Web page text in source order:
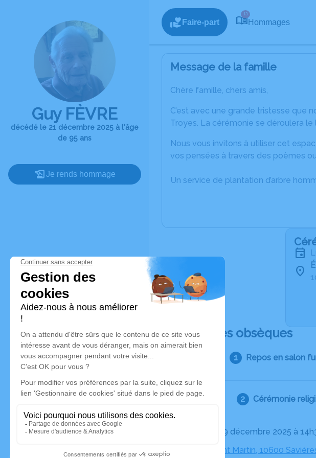
Guy FÈVRE
décédé le 21 décembre 2025 à l'âge
de 95 ans
Je rends hommage
Faire-part
13
Hommages
Message de la famille
Chère famille, chers amis,
C’est avec une grande tristesse que
Troyes. La cérémonie se déroulera le
Nous vous invitons à utiliser cet
vos pensées à travers des poèmes
Un service de plantation d’arbre
Déroulé des obsèques
Repos en salon
Cérémonie
Le lundi 29 décembre 2025 à
Église Saint Martin, 10600